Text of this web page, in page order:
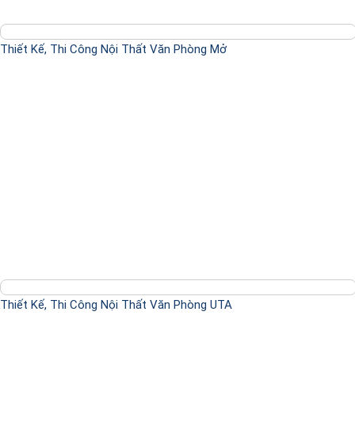
Thiết Kế, Thi Công Nội Thất Văn Phòng Mở
Thiết Kế, Thi Công Nội Thất Văn Phòng UTA